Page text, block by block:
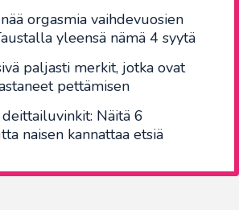
orgasmia vaihdevuosien
yleensä nämä 4 syytä
paljasti merkit, jotka ovat
pettämisen
Näitä 6
naisen kannattaa etsiä